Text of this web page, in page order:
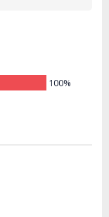
100%